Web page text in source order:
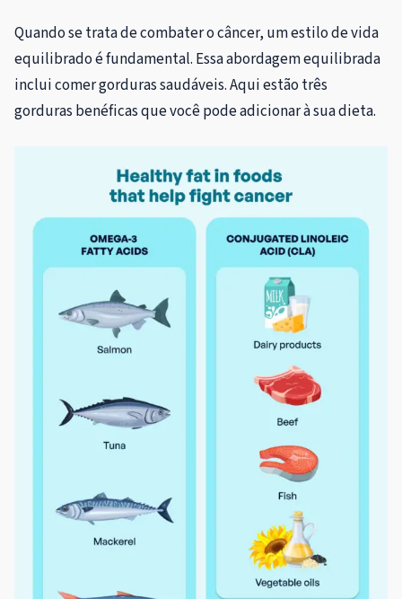
Quando se trata de combater o câncer, um estilo de vida
equilibrado é fundamental. Essa abordagem equilibrada
inclui comer gorduras saudáveis. Aqui estão três
gorduras benéficas que você pode adicionar à sua dieta.